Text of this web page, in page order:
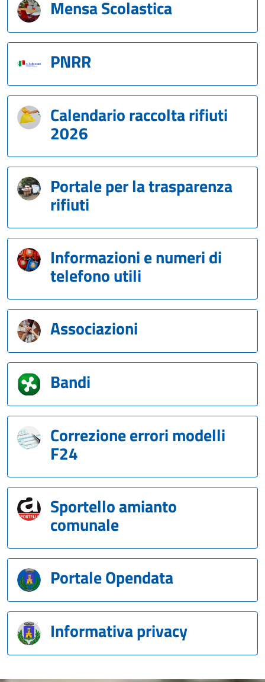
Mensa Scolastica
PNRR
Calendario raccolta rifiuti
2026
Portale per la trasparenza
rifiuti
Informazioni e numeri di
telefono utili
Associazioni
Bandi
Correzione errori modelli
F24
Sportello amianto
comunale
Portale Opendata
Informativa privacy